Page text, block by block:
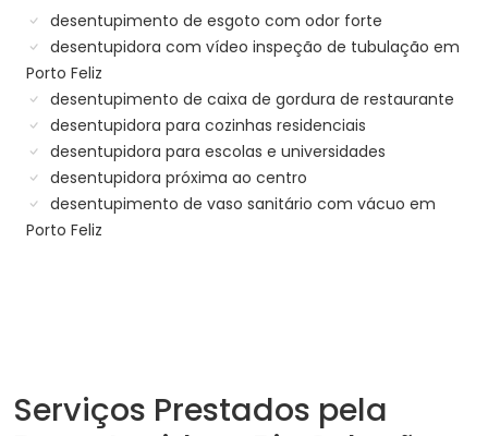
desentupimento de esgoto com odor forte
desentupidora com vídeo inspeção de tubulação em
Porto Feliz
desentupimento de caixa de gordura de restaurante
desentupidora para cozinhas residenciais
desentupidora para escolas e universidades
desentupidora próxima ao centro
desentupimento de vaso sanitário com vácuo em
Porto Feliz
Serviços Prestados pela